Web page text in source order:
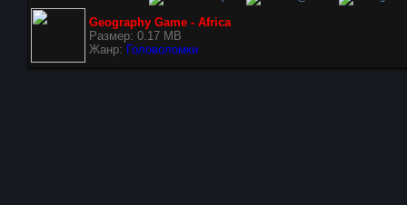
Geography Game - Africa
Размер: 0.17 MB
Жанр: Головоломки